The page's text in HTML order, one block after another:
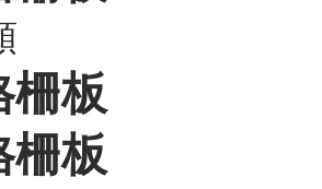
柵板
柵板